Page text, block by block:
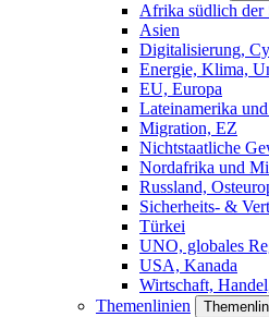
Afrika südlich der
Asien
Digitalisierung,
Energie, Klima,
EU, Europa
Lateinamerika
Migration, EZ
Nichtstaatliche
Nordafrika und
Russland,
Sicherheits- &
Türkei
UNO, globales
USA, Kanada
Wirtschaft,
Themenlinien